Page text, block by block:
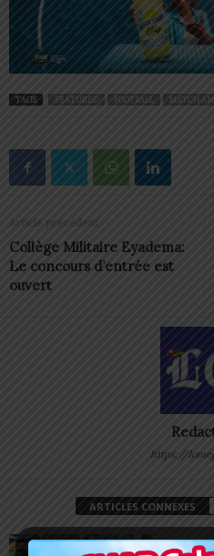
TAGS FEATURED FOOTBALL MATCH
Article précédent
Collège Militaire Eyadema:
Le concours d’entrée est
ouvert
https://
ARTICLES CONNEXES